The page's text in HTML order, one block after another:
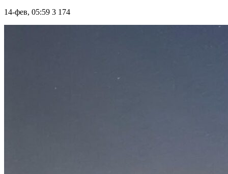
14-фев, 05:59 3 174